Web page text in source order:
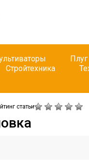
Плуг
Стройтехника
статьи